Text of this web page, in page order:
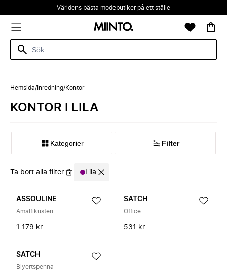
Världens bästa modebutiker på ett ställe
Hemsida/ Inredning/Kontor
KONTOR I LILA
Kategorier Filter
Ta bort alla filter Lila
ASSOULINE
Amalfikusten
1 179 kr
SATCH
Office
531 kr
SATCH
Blyertspenna